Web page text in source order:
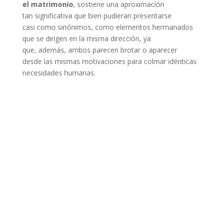
el matrimonio, sostiene una aproximación
tan significativa que bien pudieran presentarse
casi como sinónimos, como elementos hermanados
que se dirigen en la misma dirección, ya
que, además, ambos parecen brotar o aparecer
desde las mismas motivaciones para colmar idénticas
necesidades humanas.